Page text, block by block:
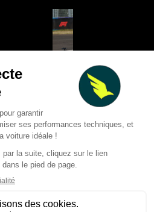
:
of the
les fans
F1 2026 : les
une règle qui
Aug 6, 2026